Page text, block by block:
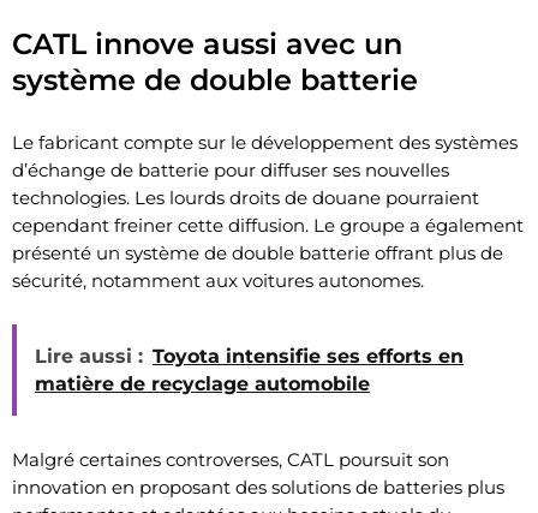
CATL innove aussi avec un
système de double batterie
Le fabricant compte sur le développement des systèmes
d’échange de batterie pour diffuser ses nouvelles
technologies. Les lourds droits de douane pourraient
cependant freiner cette diffusion. Le groupe a également
présenté un système de double batterie offrant plus de
sécurité, notamment aux voitures autonomes.
Lire aussi : Toyota intensifie ses efforts en
matière de recyclage automobile
Malgré certaines controverses, CATL poursuit son
innovation en proposant des solutions de batteries plus